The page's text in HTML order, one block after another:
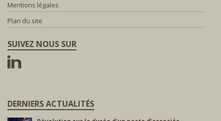
Mentions légales
Plan du site
SUIVEZ NOUS SUR
DERNIERS ACTUALITÉS